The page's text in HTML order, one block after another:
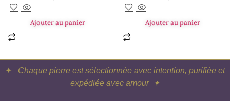
Ajouter au panier Ajouter au panier
✦ Chaque pierre est sélectionnée avec intention, purifiée et
expédiée avec amour ✦